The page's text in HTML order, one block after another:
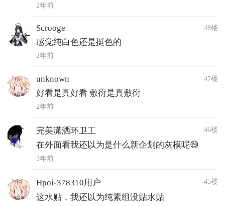
2年前
Scrooge 48楼
感觉纯白色还是挺色的
2年前
unknown 47楼
好看是真好看 敷衍是真敷衍
2年前
完美潇洒环卫工 46楼
在外面看我还以为是什么新企划的灰模呢😅
3年前
Hpoi-378310用户 45楼
这水贴，我还以为纯素组没贴水贴